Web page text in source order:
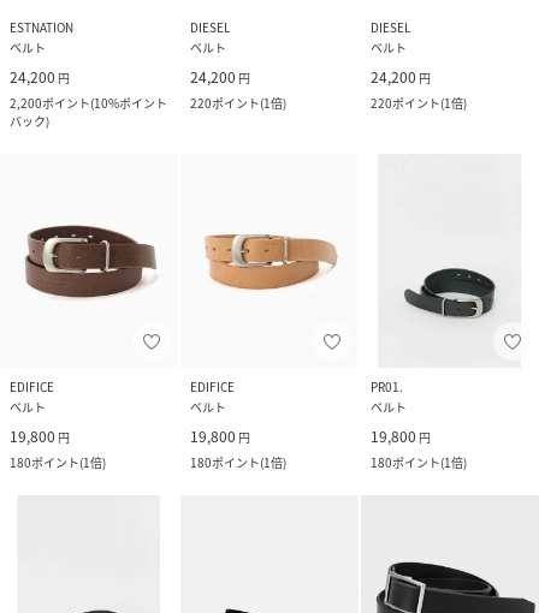
ESTNATION
ベルト
24,200 円
2,200ポイント(10%ポイント
バック)
DIESEL
ベルト
24,200 円
220ポイント(1倍)
DIESEL
ベルト
24,200 円
220ポイント(1倍)
EDIFICE
ベルト
19,800 円
180ポイント(1倍)
EDIFICE
ベルト
19,800 円
180ポイント(1倍)
PR01.
ベルト
19,800 円
180ポイント(1倍)